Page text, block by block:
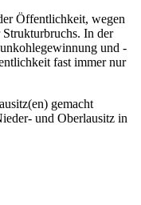
Öffentlichkeit, wegen
Strukturbruchs. In der
und -
fast immer nur
gemacht
und Oberlausitz in